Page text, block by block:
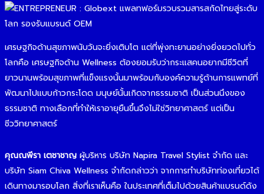
เศรษฐกิจด้านสุขภาพนับวันจะยิ่งเติบโต แต่ที่พุ่งทะยานอย่างยิ่งยวดไปทั่ว
โลกคือ เศรษฐกิจด้าน Wellness ต้องยอมรับว่ากระแสคนอยากมีชีวิตที่
ยาวนานพร้อมสุขภาพที่แข็งแรงนั้นมาพร้อมกับองค์ความรู้ด้านการแพทย์ที่
พัฒนาไปแบบก้าวกระโดด มนุษย์นั้นเกิดจากธรรมชาติ เป็นส่วนนึงของ
ธรรมชาติ ทางเลือกที่ทำให้เราอายุยืนขึ้นจึงไม่ใช่วิทยาศาสตร์ แต่เป็น
ชีววิทยาศาสตร์
คุณณพีรา เตชาชาญ ผู้บริหาร บริษัท Napira Travel Stylist จำกัด และ
บริษัท Siam Chiva Wellness จำกัดกล่าวว่า จากการทำบริษัทท่องเที่ยวได้
เดินทางมารอบโลก สิ่งที่เราเห็นคือ ในประเทศที่เต็มไปด้วยสินค้าแบรนด์ดัง